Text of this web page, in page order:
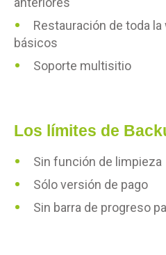
Restauración de toda
básicos
Soporte multisitio
Los límites de
Sin función de limpieza
Sólo versión de pago
Sin barra de progreso